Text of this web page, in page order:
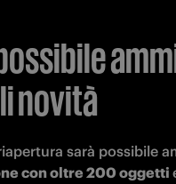
novità
sarà possibile
con oltre 200 oggetti